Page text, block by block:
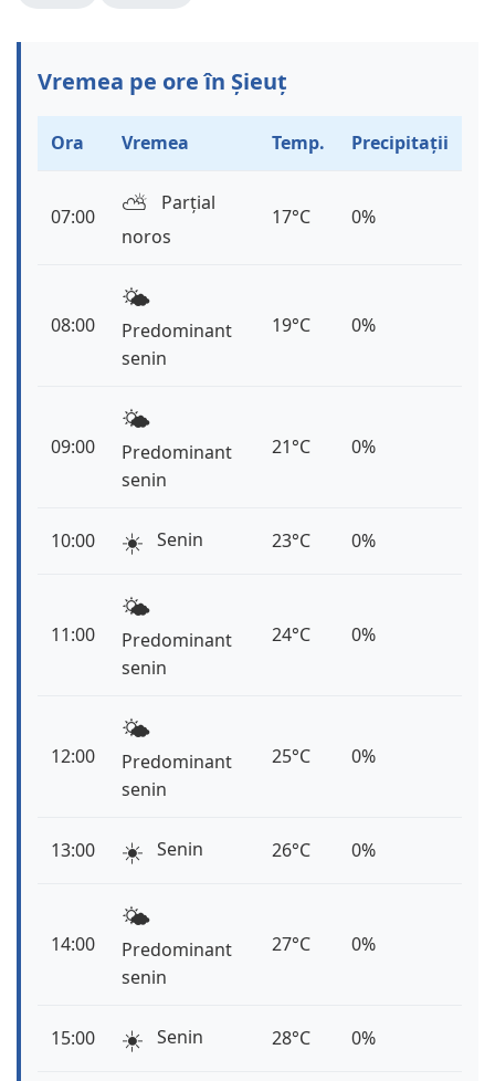
Vremea pe ore în Șieuț
Ora Vremea Temp. Precipitații
07:00 ⛅️
Parțial
noros
17°C 0%
08:00
🌤️
Predominant
senin
19°C 0%
09:00
🌤️
Predominant
senin
21°C 0%
10:00 ☀️ Senin 23°C 0%
11:00
🌤️
Predominant
senin
24°C 0%
12:00
🌤️
Predominant
senin
25°C 0%
13:00 ☀️ Senin 26°C 0%
14:00
🌤️
Predominant
senin
27°C 0%
15:00 ☀️ Senin 28°C 0%